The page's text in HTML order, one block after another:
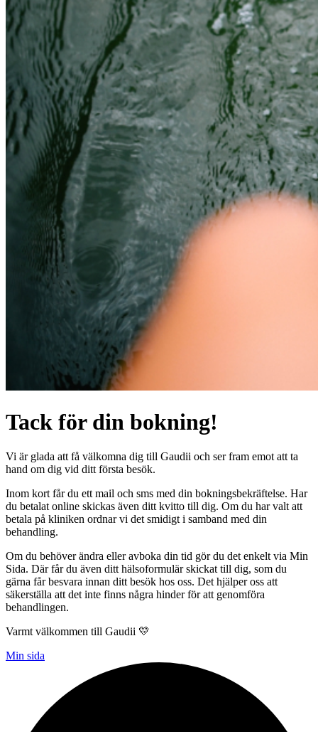
Tack för din bokning!
Vi är glada att få välkomna dig till Gaudii och ser fram emot att ta
hand om dig vid ditt första besök.
Inom kort får du ett mail och sms med din bokningsbekräftelse. Har
du betalat online skickas även ditt kvitto till dig. Om du har valt att
betala på kliniken ordnar vi det smidigt i samband med din
behandling.
Om du behöver ändra eller avboka din tid gör du det enkelt via Min
Sida. Där får du även ditt hälsoformulär skickat till dig, som du
gärna får besvara innan ditt besök hos oss. Det hjälper oss att
säkerställa att det inte finns några hinder för att genomföra
behandlingen.
Varmt välkommen till Gaudii 💛
Min sida